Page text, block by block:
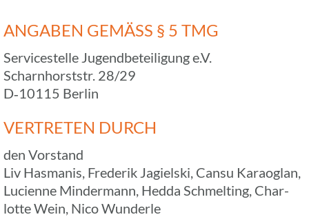
ANGABEN GEMÄSS § 5 TMG
Service­stelle Jugend­be­tei­li­gung e.V.
Scharn­horst­str. 28/29
D‑10115 Berlin
VERTRE­TEN DURCH
den Vorstand
Liv Hasma­nis, Frede­rik Jagiel­ski, Cansu Karao­glan,
Luci­enne Minder­mann, Hedda Schmel­ting, Char­
lotte Wein, Nico Wunderle